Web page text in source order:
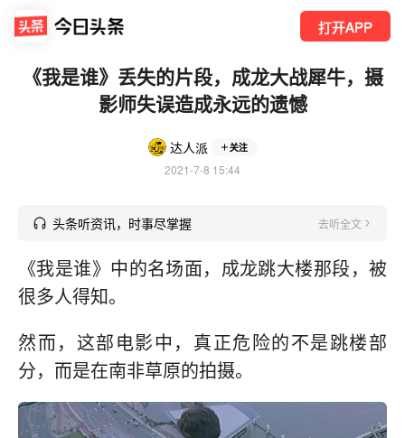
打开APP
《我是谁》丢失的片段，成龙大战犀牛，摄
影师失误造成永远的遗憾
达人派 关注
2021-7-8 15:44
头条听资讯，时事尽掌握 去听全文
《我是谁》中的名场面，成龙跳大楼那段，被
很多人得知。
然而，这部电影中，真正危险的不是跳楼部
分，而是在南非草原的拍摄。